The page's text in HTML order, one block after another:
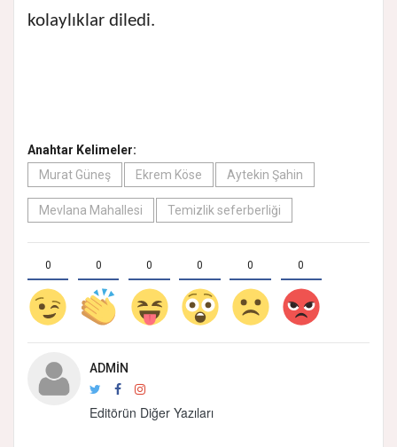
kolaylıklar diledi.
Anahtar Kelimeler:
Murat Güneş
Ekrem Köse Aytekin Şahin
Mevlana Mahallesi Temizlik seferberliği
0 0 0 0 0 0
ADMIN
Editörün Diğer Yazıları